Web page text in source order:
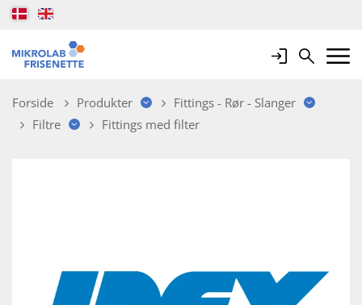
LoginSearchMobile
Forside Produkter
Fittings - Rør - Slanger
Filtre
Fittings med filter